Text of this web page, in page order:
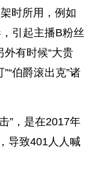
时所用，例如
引起主播B粉丝
外有时候“大贵
伯爵滚出克”诸
”，是在2017年
导致401人人喊